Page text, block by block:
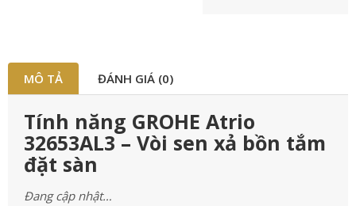
MÔ TẢ ĐÁNH GIÁ (0)
Tính năng GROHE Atrio
32653AL3 – Vòi sen xả bồn tắm
đặt sàn
Đang cập nhật…